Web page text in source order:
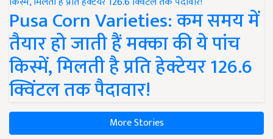
Pusa Corn Varieties: कम समय में
तैयार हो जाती हैं मक्का की ये पांच
किस्में, मिलती है प्रति हेक्टेयर 126.6
क्विंटल तक पैदावार!
More Stories